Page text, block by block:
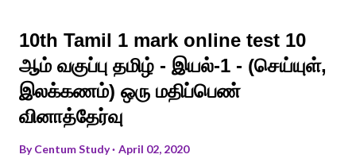
10th Tamil 1 mark online test 10
ஆம் வகுப்பு தமிழ் - இயல்-1 - (செய்யுள்,
இலக்கணம்) ஒரு மதிப்பெண்
வினாத்தேர்வு
ByCentum Study April 02, 2020